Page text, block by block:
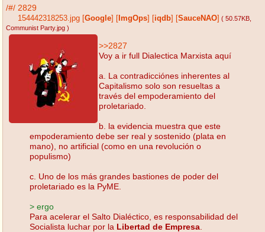
/#/ 2829
154442318253.jpg Google ImgOps iqdb SauceNAO ( 50.57KB
Communist Party.jpg )
>>2827
Voy a ir full Dialectica Marxista aquí
a. La contradicciónes inherentes al
Capitalismo solo son resueltas a
través del empoderamiento del
proletariado.
b. la evidencia muestra que este
empoderamiento debe ser real y sostenido (plata en
mano), no artificial (como en una revolución o
populismo)
c. Uno de los más grandes bastiones de poder del
proletariado es la PyME.
> ergo
Para acelerar el Salto Dialéctico, es responsabilidad del
Socialista luchar por la Libertad de Empresa